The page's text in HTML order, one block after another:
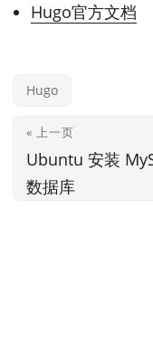
Hugo官方文档
Hugo
« 上一页
Ubuntu 安装
数据库